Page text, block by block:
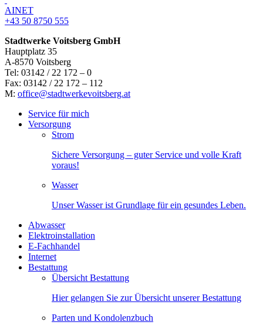
AINET
+43 50 8750 555
Stadtwerke Voitsberg GmbH
Hauptplatz 35
A-8570 Voitsberg
Tel: 03142 / 22 172 – 0
Fax: 03142 / 22 172 – 112
M: office@stadtwerkevoitsberg.at
Service für mich
Versorgung
Strom
Sichere Versorgung – guter Service und volle Kraft
voraus!
Wasser
Unser Wasser ist Grundlage für ein gesundes Leben.
Abwasser
Elektroinstallation
E-Fachhandel
Internet
Bestattung
Übersicht Bestattung
Hier gelangen Sie zur Übersicht unserer Bestattung
Parten und Kondolenzbuch